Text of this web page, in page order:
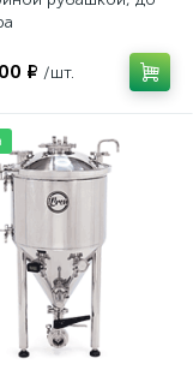
₽ /шт.